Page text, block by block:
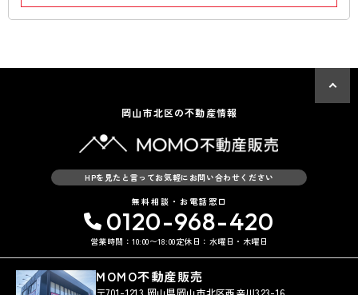
岡山市北区の不動産情報
HPを見たと言ってお気軽にお問い合わせください
無料相談・お電話窓口
0120-968-420
営業時間：10:00〜18:00定休日：水曜日・木曜日
MOMO不動産販売
〒701-1213 岡山県岡山市北区西辛川323-16